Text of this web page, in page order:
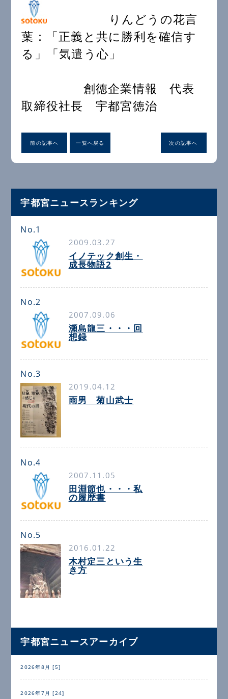
りんどうの花言
葉：「正義と共に勝利を確信す
る」「気遣う心」
創徳企業情報 代表
取締役社長 宇都宮徳治
前の記事へ 一覧へ戻る 次の記事へ
宇都宮ニュースランキング
No.1
2009.03.27
イノテック創生・
成長物語2
No.2
2007.09.06
瀬島龍三・・・回
想録
No.3
2019.04.12
雨男 菊山武士
No.4
2007.11.05
田淵節也・・・私
の履歴書
No.5
2016.01.22
木村定三という生
き方
宇都宮ニュースアーカイブ
2026年8月 [5]
2026年7月 [24]